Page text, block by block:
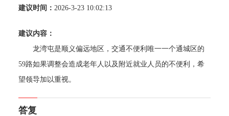
市领导 机构职能
政务服务
建议时间： 2026-3-23 10:02:13
建议内容：
龙湾屯是顺义偏远地区，交通不便利唯一一个通城区的
59路如果调整会造成老年人以及附近就业人员的不便利，希
望领导加以重视。
答复